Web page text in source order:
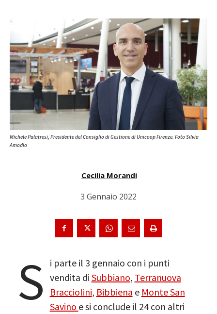
Michele Palatresi, Presidente del Consiglio di Gestione di Unicoop Firenze. Foto Silvia
Amodio
Cecilia Morandi
3 Gennaio 2022
S
i parte il 3 gennaio con i punti
vendita di Subbiano, Terranuova
Bracciolini, Bibbiena e Monte San
Savino e si conclude il 24 con altri